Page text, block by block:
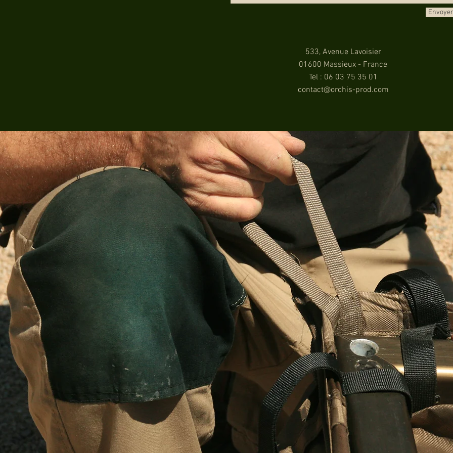
533, Avenue Lavoisier
01600 Massieux - France
Tel : 06 03 75 35 01
contact@orchis-prod.com
Envoyer